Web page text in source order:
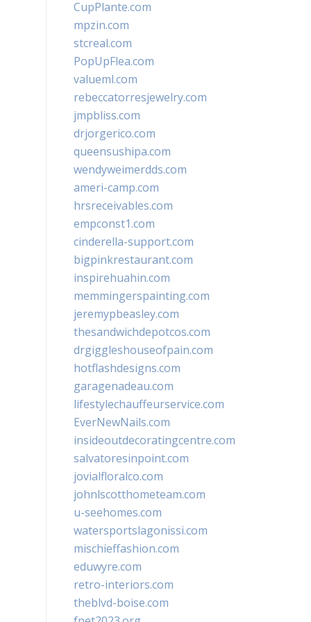
CupPlante.com
mpzin.com
stcreal.com
PopUpFlea.com
valueml.com
rebeccatorresjewelry.com
jmpbliss.com
drjorgerico.com
queensushipa.com
wendyweimerdds.com
ameri-camp.com
hrsreceivables.com
empconst1.com
cinderella-support.com
bigpinkrestaurant.com
inspirehuahin.com
memmingerspainting.com
jeremypbeasley.com
thesandwichdepotcos.com
drgiggleshouseofpain.com
hotflashdesigns.com
garagenadeau.com
lifestylechauffeurservice.com
EverNewNails.com
insideoutdecoratingcentre.com
salvatoresinpoint.com
jovialfloralco.com
johnlscotthometeam.com
u-seehomes.com
watersportslagonissi.com
mischieffashion.com
eduwyre.com
retro-interiors.com
theblvd-boise.com